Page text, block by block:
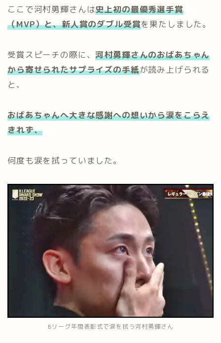
ここで河村勇輝さんは史上初の最優秀選手賞
（MVP）と、新人賞のダブル受賞を果たしました。
受賞スピーチの際に、河村勇輝さんのおばあちゃん
から寄せられたサプライズの手紙が読み上げられる
と、
おばあちゃんへ大きな感謝への想いから涙をこらえ
きれず、
何度も涙を拭っていました。
Bリーグ年間表彰式で涙を拭う河村勇輝さん